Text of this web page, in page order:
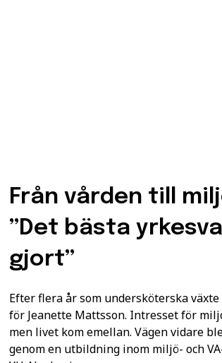
Från vården till
”Det bästa
gjort”
Efter flera år som undersköterska
för Jeanette Mattsson. Intresset för
men livet kom emellan. Vägen vidare
genom en utbildning inom miljö- och